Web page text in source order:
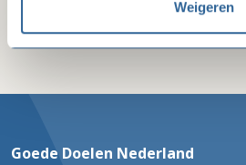
Weigeren
Goede Doelen Nederland